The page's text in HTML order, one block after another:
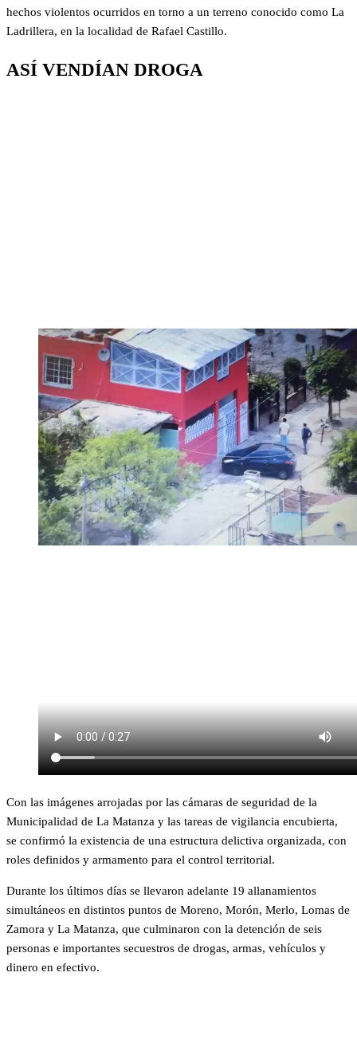
hechos violentos ocurridos en torno a un terreno conocido como La
Ladrillera, en la localidad de Rafael Castillo.
ASÍ VENDÍAN DROGA
Con las imágenes arrojadas por las cámaras de seguridad de la
Municipalidad de La Matanza y las tareas de vigilancia encubierta,
se confirmó la existencia de una estructura delictiva organizada, con
roles definidos y armamento para el control territorial.
Durante los últimos días se llevaron adelante 19 allanamientos
simultáneos en distintos puntos de Moreno, Morón, Merlo, Lomas de
Zamora y La Matanza, que culminaron con la detención de seis
personas e importantes secuestros de drogas, armas, vehículos y
dinero en efectivo.